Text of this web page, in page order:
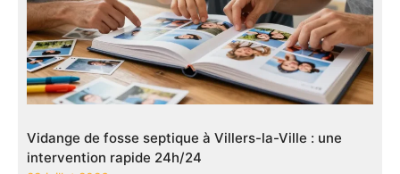
Vidange de fosse septique à Villers-la-Ville : une
intervention rapide 24h/24